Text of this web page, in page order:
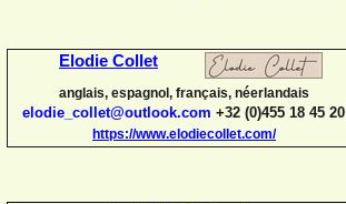
Elodie Collet
anglais, espagnol, français, néerlandais
elodie_collet@outlook.com +32 (0)455 18 45 20
https://www.elodiecollet.com/